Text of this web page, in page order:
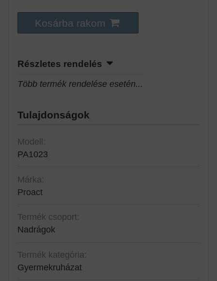
Kosárba rakom
Részletes rendelés
Több termék rendelése esetén...
Tulajdonságok
Modell:
PA1023
Márka:
Proact
Termék csoport:
Nadrágok
Termék kategória:
Gyermekruházat